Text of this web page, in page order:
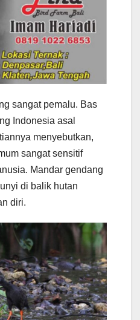
sangat pemalu. Bas
Indonesia asal
menyebutkan,
sangat sensitif
Mandar gendang
di balik hutan
diri.